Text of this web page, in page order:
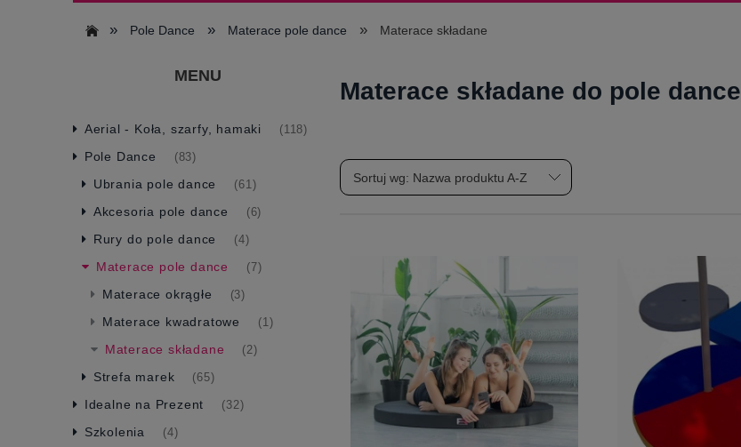
» Pole Dance » Materace pole dance » Materace składane
MENU
Aerial - Koła, szarfy, hamaki (118)
Pole Dance (83)
Ubrania pole dance (61)
Akcesoria pole dance (6)
Rury do pole dance (4)
Materace pole dance (7)
Materace okrągłe (3)
Materace kwadratowe (1)
Materace składane (2)
Strefa marek (65)
Idealne na Prezent (32)
Szkolenia (4)
Materace składane do pole dance
Sortuj wg: Nazwa produktu A-Z